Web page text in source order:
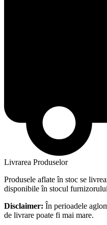
Livrarea Produselor
Produsele aflate în stoc se
disponibile în stocul
Disclaimer: În perioadele
de livrare poate fi mai mare.